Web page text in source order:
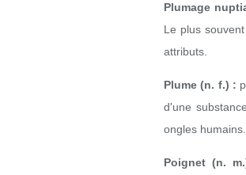
Plumage
Le plus
attributs.
Plume (n. f.) :
d'une
ongles humains.
Poignet (n.